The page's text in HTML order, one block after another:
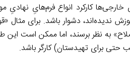
کارکرد انواع فرم‌هایِ نهادیِ
ندیده‌اند، دشوار باشد. برای
به نظر برسند، اما ممکن است این
حتی برای تهیدستان) کارگر باشد.